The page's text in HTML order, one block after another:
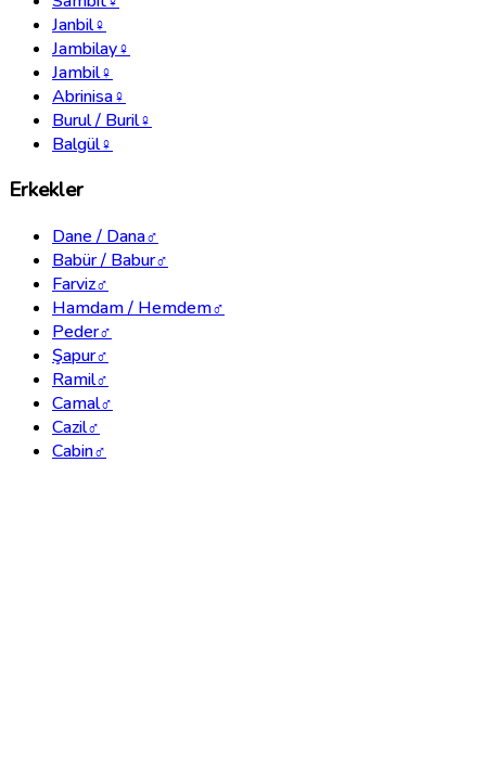
Janbil♀
Jambilay♀
Jambil♀
Abrinisa♀
Burul / Buril♀
Balgül♀
Erkekler
Dane / Dana♂
Babür / Babur♂
Farviz♂
Hamdam / Hemdem♂
Peder♂
Şapur♂
Ramil♂
Camal♂
Cazil♂
Cabin♂